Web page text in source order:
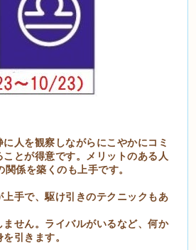
人を観察しながらにこやかにコミ
とが得意です。メリットのある人
係を築くのも上手です。
手で、駆け引きのテクニックもあ
せん。ライバルがいるなど、何か
引きます。